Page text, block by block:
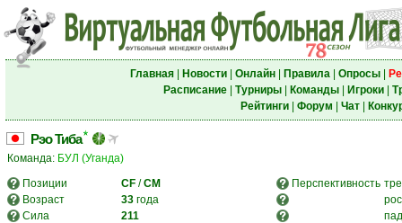
Главная| Новости| Онлайн| Правила| Опросы|
Расписание| Турниры| Команды| Игроки|
Рейтинги| Форум Чат|
Рэо Тиба
Команда: БУЛ (Уганда)
Позиции
CF /CM Перспективность
Возраст
33 года
Сила
211